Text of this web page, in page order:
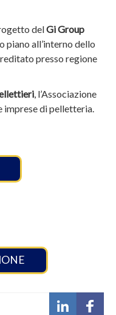
delGi Group
piano all’interno dello
presso regione
, l’Associazione
imprese di pelletteria.